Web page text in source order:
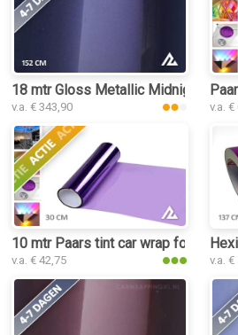
18 mtr Gloss Metallic Midnight
v.a. € 343,90 v.a. €
10 mtr Paars tint car wrap folie
v.a. € 42,75 v.a. €